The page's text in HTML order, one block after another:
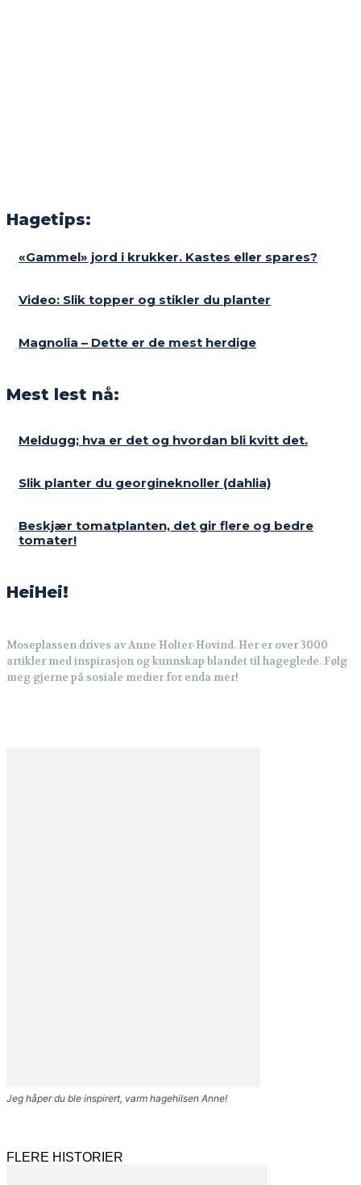
Hagetips:
«Gammel» jord i krukker. Kastes eller spares?
Video: Slik topper og stikler du planter
Magnolia – Dette er de mest herdige
Mest lest nå:
Meldugg; hva er det og hvordan bli kvitt det.
Slik planter du georgineknoller (dahlia)
Beskjær tomatplanten, det gir flere og bedre
tomater!
HeiHei!
Moseplassen drives av Anne Holter-Hovind. Her er over 3000
artikler med inspirasjon og kunnskap blandet til hageglede. Følg
meg gjerne på sosiale medier for enda mer!
Jeg håper du ble inspirert, varm hagehilsen Anne!
FLERE HISTORIER